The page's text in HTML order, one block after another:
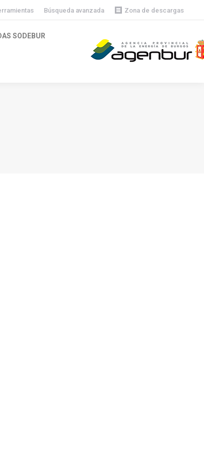
Búsqueda avanzada
Descargas privadas
Zona de descargas
SODEBUR